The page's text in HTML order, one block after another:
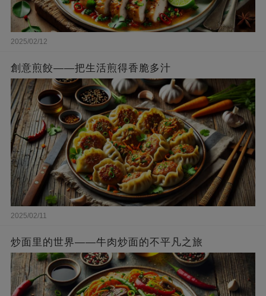
2025/02/12
創意煎餃——把生活煎得香脆多汁
2025/02/11
炒面里的世界——牛肉炒面的不平凡之旅